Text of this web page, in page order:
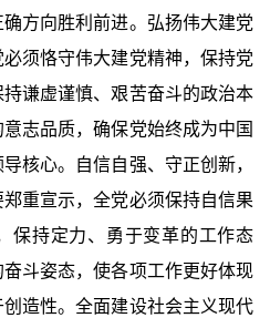
方向胜利前进。弘扬伟大建党
须恪守伟大建党精神，保持党
谦虚谨慎、艰苦奋斗的政治本
志品质，确保党始终成为中国
核心。自信自强、守正创新，
重宣示，全党必须保持自信果
保持定力、勇于变革的工作态
斗姿态，使各项工作更好体现
造性。全面建设社会主义现代